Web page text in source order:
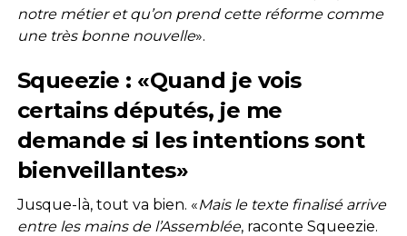
notre métier etqu’on prend cette réforme comme
une très bonne nouvelle».
Squeezie : «Quand je vois
certains députés, je me
demande si les intentions sont
bienveillantes»
Jusque-là, tout va bien. «Mais le texte finalisé arrive
entre les mains de l’Assemblée, raconte Squeezie.